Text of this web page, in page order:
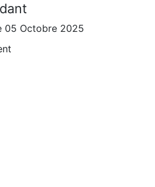
05 Octobre 2025